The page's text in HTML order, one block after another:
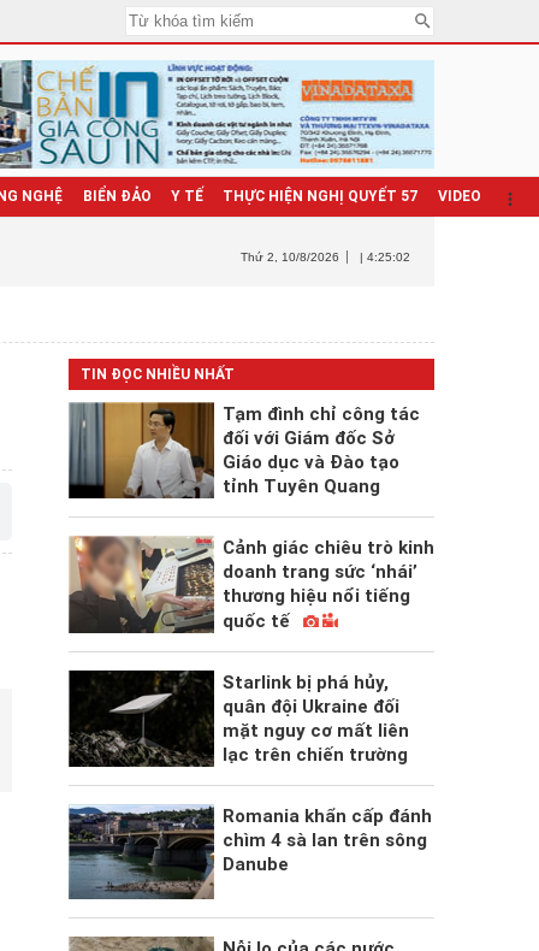
NGHỆ BIỂN ĐẢO Y TẾ THỰC HIỆN NGHỊ QUYẾT 57 VIDEO
Thứ 2 , 10/8/2026 | 4:25:03
TIN ĐỌC NHIỀU NHẤT
Tạm đình chỉ công tác
đối với Giám đốc Sở
Giáo dục và Đào tạo
tỉnh Tuyên Quang
Cảnh giác chiêu trò kinh
doanh trang sức ‘nhái’
thương hiệu nổi tiếng
quốc tế
Starlink bị phá hủy,
quân đội Ukraine đối
mặt nguy cơ mất liên
lạc trên chiến trường
Romania khẩn cấp đánh
chìm 4 sà lan trên sông
Danube